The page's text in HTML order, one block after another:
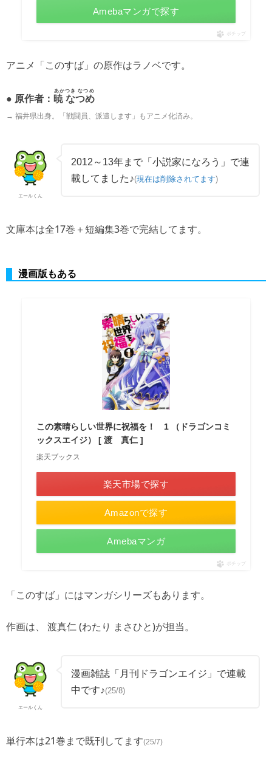
Amebaマンガで探す
ポチップ
アニメ「このすば」の原作はラノベです。
● 原作者： 暁 なつめ
あかつき なつめ
→ 福井県出身。「戦闘員、派遣します」もアニメ化済み。
エールくん
2012～13年まで「小説家になろう」で連
載してました♪(現在は削除されてます)
文庫本は全17巻＋短編集3巻で完結してます。
漫画版もある
この素晴らしい世界に祝福を！ 1 （ドラゴンコミ
ックスエイジ） [ 渡 真仁 ]
楽天ブックス
楽天市場で探す
Amazonで探す
Amebaマンガ
ポチップ
「このすば」にはマンガシリーズもあります。
作画は、 渡真仁 (わたり まさひと)が担当。
エールくん
漫画雑誌「月刊ドラゴンエイジ」で連載
中です♪(25/8)
単行本は21巻まで既刊してます(25/7)